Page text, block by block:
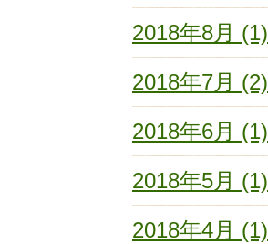
2018年8月 (1)
2018年7月 (2)
2018年6月 (1)
2018年5月 (1)
2018年4月 (1)